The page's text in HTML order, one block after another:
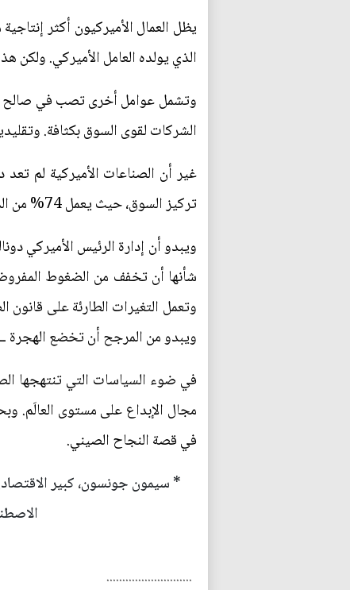
الذي يولده العامل الأميركي. ولكن
الشركات لقوى السوق بكثافة.
تركيز السوق، حيث يعمل 74% من الموظفين في هذه الصناعات المتقدمة في العمر (16 عاما أو أكثر).
ويبدو أن إدارة الرئيس الأميركي
شأنها أن تخفف من الضغوط
وتعمل التغيرات الطارئة على
ويبدو من المرجح أن تخضع الهجرة
في ضوء السياسات التي تنتهجها
في قصة النجاح الصيني.
* سيمون جونسون، كبير
...........................